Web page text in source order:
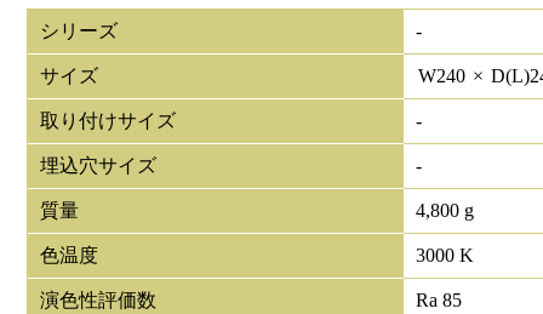
シリーズ -
サイズ W240 × D(L)
取り付けサイズ -
埋込穴サイズ -
質量 4,800 g
色温度 3000 K
演色性評価数 Ra 85